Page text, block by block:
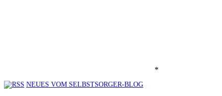
*
NEUES VOM SELBSTSORGER-BLOG